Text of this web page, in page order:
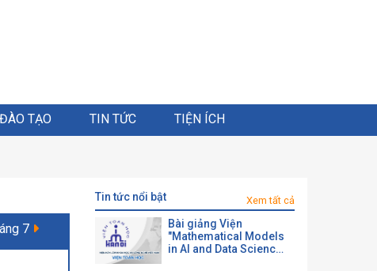
TẠO TIN TỨC TIỆN ÍCH
7
tin tức nổi bật Xem tất cả
Bài giảng Viện
"Mathematical Models
in AI and Data Science